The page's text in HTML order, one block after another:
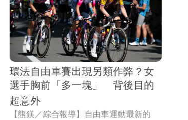
環法自由車賽出現另類作弊？女
選手胸前「多一塊」 背後目的
超意外
【熊鎂／綜合報導】自由車運動最新的